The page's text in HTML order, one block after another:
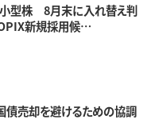
型株 8月末に入れ替え判
新規採用候…
債売却を避けるための協調